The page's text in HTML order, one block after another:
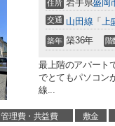
住所 岩手県盛岡
交通 山田線 「 上
築年 築36年 階
最上階のアパート
でとてもパソコン
線...
管理費・共益費 敷金